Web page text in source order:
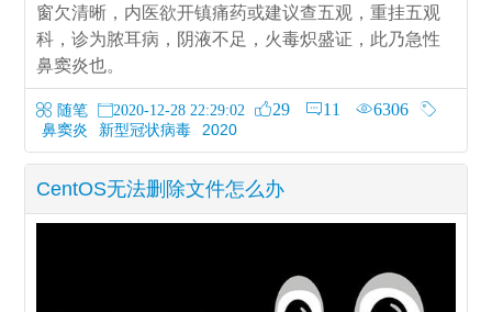
窗欠清晰，内医欲开镇痛药或建议查五观，重挂五观
科，诊为脓耳病，阴液不足，火毒炽盛证，此乃急性
鼻窦炎也。
随笔 2020-12-28 22:29:02 29 11
6306
鼻窦炎
新型冠状病毒 2020
CentOS无法删除文件怎么办